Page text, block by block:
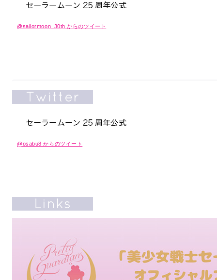
@sailormoon_30th からのツイート
@osabu8 からのツイート